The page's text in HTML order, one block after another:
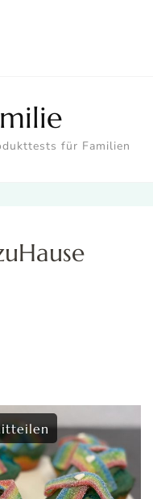
für Familien